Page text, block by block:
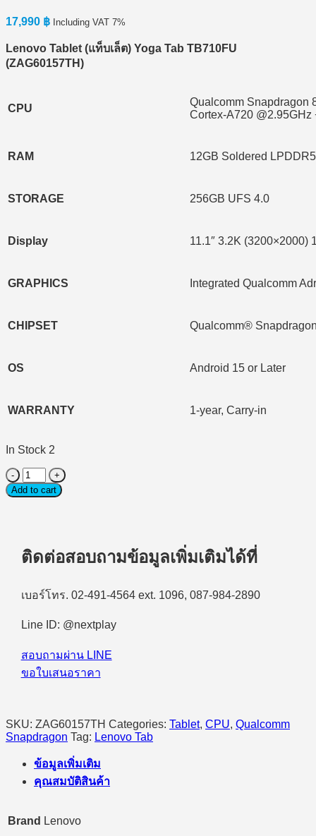
17,990 ฿ Including VAT 7%
Lenovo Tablet (แท็บเล็ต) Yoga Tab TB710FU
(ZAG60157TH)
CPU
Qualcomm Snapdragon
Cortex-A720 @2.95GHz
RAM 12GB Soldered
STORAGE 256GB UFS 4.0
Display 11.1″ 3.2K (3200×2000)
GRAPHICS Integrated Qualcomm
CHIPSET Qualcomm®
OS Android 15 or Later
WARRANTY 1-year, Carry-in
In Stock 2
Tablet
(แท็บเล็ต)
(ZAG60157TH)
Qualcomm
8
3/WiFi/12GB/256GB/11.1"
3.2K/Android
(Luna
Grey)
quantity
Add to cart
ติดต่อสอบถามข้อมูลเพิ่มเติมได้ที่
เบอร์โทร. 02-491-4564 ext. 1096, 087-984-2890
Line ID: @nextplay
สอบถามผ่าน LINE
ขอใบเสนอราคา
SKU: ZAG60157TH Categories: Tablet, CPU, Qualcomm
Snapdragon Tag: Lenovo Tab
ข้อมูลเพิ่มเติม
คุณสมบัติสินค้า
Brand Lenovo